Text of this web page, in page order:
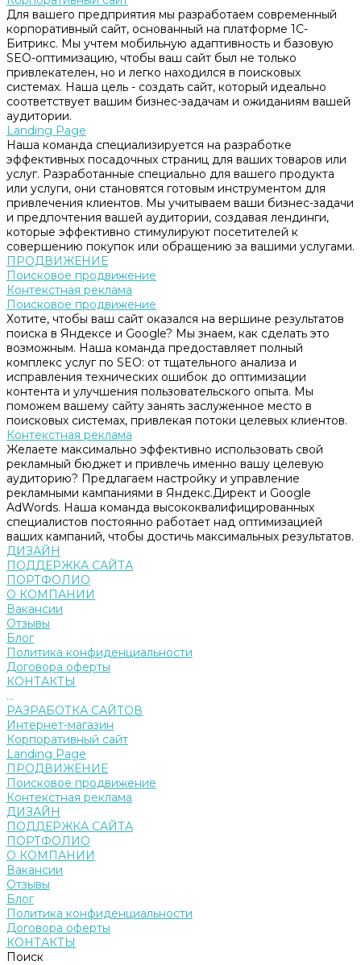
Для вашего предприятия мы разработаем современный
корпоративный сайт, основанный на платформе 1С-
Битрикс. Мы учтем мобильную адаптивность и базовую
SEO-оптимизацию, чтобы ваш сайт был не только
привлекателен, но и легко находился в поисковых
системах. Наша цель - создать сайт, который идеально
соответствует вашим бизнес-задачам и ожиданиям вашей
аудитории.
Landing Page
Наша команда специализируется на разработке
эффективных посадочных страниц для ваших товаров или
услуг. Разработанные специально для вашего продукта
или услуги, они становятся готовым инструментом для
привлечения клиентов. Мы учитываем ваши бизнес-задачи
и предпочтения вашей аудитории, создавая лендинги,
которые эффективно стимулируют посетителей к
совершению покупок или обращению за вашими услугами.
ПРОДВИЖЕНИЕ
Поисковое продвижение
Контекстная реклама
Поисковое продвижение
Хотите, чтобы ваш сайт оказался на вершине результатов
поиска в Яндексе и Google? Мы знаем, как сделать это
возможным. Наша команда предоставляет полный
комплекс услуг по SEO: от тщательного анализа и
исправления технических ошибок до оптимизации
контента и улучшения пользовательского опыта. Мы
поможем вашему сайту занять заслуженное место в
поисковых системах, привлекая потоки целевых клиентов.
Контекстная реклама
Желаете максимально эффективно использовать свой
рекламный бюджет и привлечь именно вашу целевую
аудиторию? Предлагаем настройку и управление
рекламными кампаниями в Яндекс.Директ и Google
AdWords. Наша команда высококвалифицированных
специалистов постоянно работает над оптимизацией
ваших кампаний, чтобы достичь максимальных результатов.
ДИЗАЙН
ПОДДЕРЖКА САЙТА
ПОРТФОЛИО
О КОМПАНИИ
Вакансии
Отзывы
Блог
Политика конфиденциальности
Договора оферты
КОНТАКТЫ
...
РАЗРАБОТКА САЙТОВ
Интернет-магазин
Корпоративный сайт
Landing Page
ПРОДВИЖЕНИЕ
Поисковое продвижение
Контекстная реклама
ДИЗАЙН
ПОДДЕРЖКА САЙТА
ПОРТФОЛИО
О КОМПАНИИ
Вакансии
Отзывы
Блог
Политика конфиденциальности
Договора оферты
КОНТАКТЫ
Поиск